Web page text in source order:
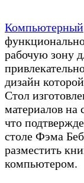
Компьютерный
рабочую зону
дизайн
Стол
материалов на
что
столе Фэма
разместить
компьютером.